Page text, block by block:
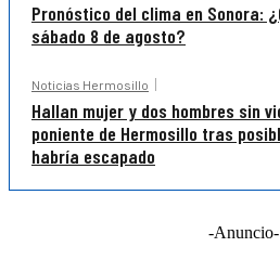
Pronóstico del clima en Sonora:
sábado 8 de agosto?
Noticias Hermosillo
Hallan mujer y dos hombres sin
poniente de Hermosillo tras
habría escapado
-Anuncio-